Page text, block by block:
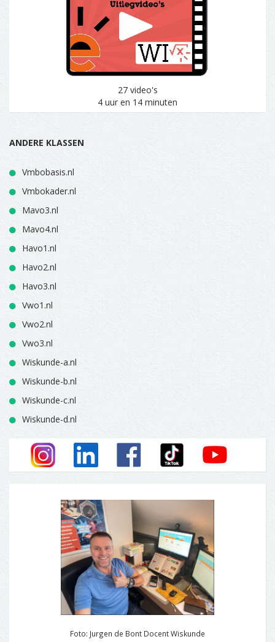
27 video's
4 uur en 14 minuten
ANDERE KLASSEN
Vmbobasis.nl
Vmbokader.nl
Mavo3.nl
Mavo4.nl
Havo1.nl
Havo2.nl
Havo3.nl
Vwo1.nl
Vwo2.nl
Vwo3.nl
Wiskunde-a.nl
Wiskunde-b.nl
Wiskunde-c.nl
Wiskunde-d.nl
Foto: Jurgen de Bont Docent Wiskunde